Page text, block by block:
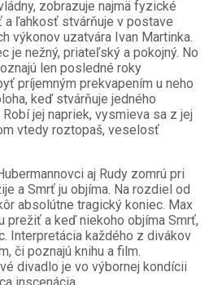
zobrazuje najmä fyzické
ľahkosť stvárňuje v postave
výkonov uzatvára Ivan Martinka.
je nežný, priateľský a pokojný. No
len posledné roky
príjemným prekvapením u neho
keď stvárňuje jedného
jej napriek, vysmieva sa z jej
vtedy roztopaš, veselosť
aj Rudy zomrú pri
a Smrť ju objíma. Na rozdiel od
absolútne tragický koniec. Max
prežiť a keď niekoho objíma Smrť,
Interpretácia každého z divákov
či poznajú knihu a film.
divadlo je vo výbornej kondícii